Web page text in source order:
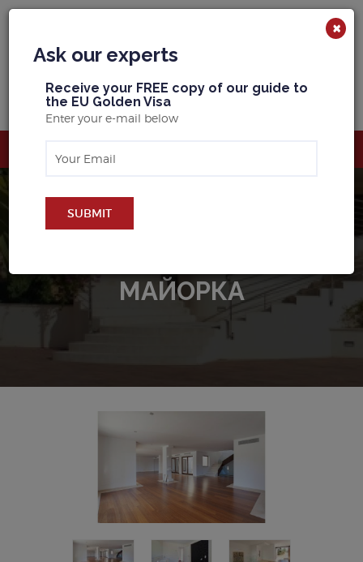
MАЙОРКА
×
Ask our experts
Receive your FREE copy of our guide to
the EU Golden Visa
Enter your e-mail below
SUBMIT